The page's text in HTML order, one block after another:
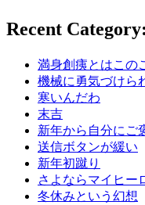
Recent
満身創痍とはこの
機械に勇気づけら
寒いんだわ
末吉
新年から自分にご
送信ボタンが緩い
新年初蹴り
さよならマイヒー
冬休みという幻想